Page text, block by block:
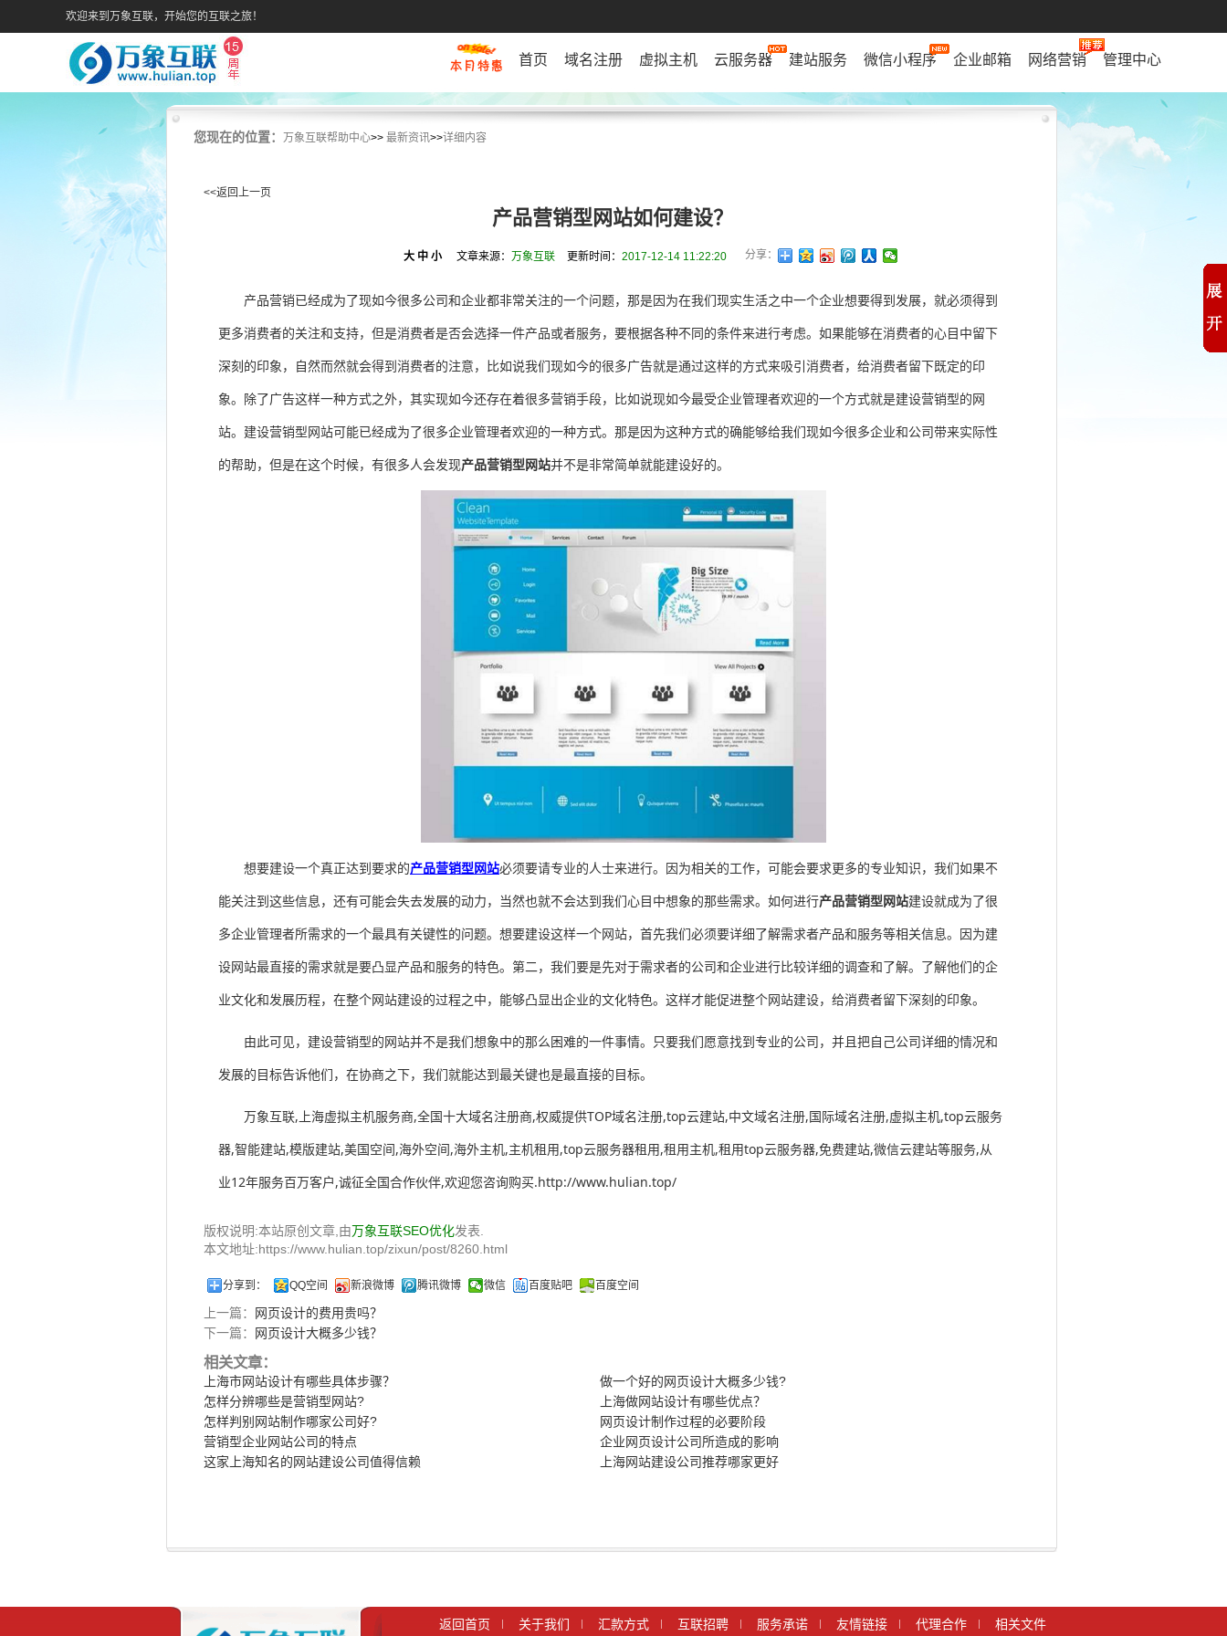
欢迎来到万象互联，开始您的互联之旅！
首页 域名注册 虚拟主机 云服务器 建站服务 微信小程序 企业邮箱 网络营销 管理中心
您现在的位置： 万象互联帮助中心>> 最新资讯>>详细内容
<<返回上一页
产品营销型网站如何建设？
大 中 小 文章来源： 万象互联 更新时间： 2017-12-14 11:22:20 分享：
产品营销已经成为了现如今很多公司和企业都非常关注的一个问题，那是因为在我们现实生活之中一个企业想要得到发展，就必须得到
更多消费者的关注和支持，但是消费者是否会选择一件产品或者服务，要根据各种不同的条件来进行考虑。如果能够在消费者的心目中留下
深刻的印象，自然而然就会得到消费者的注意，比如说我们现如今的很多广告就是通过这样的方式来吸引消费者，给消费者留下既定的印
象。除了广告这样一种方式之外，其实现如今还存在着很多营销手段，比如说现如今最受企业管理者欢迎的一个方式就是建设营销型的网
站。建设营销型网站可能已经成为了很多企业管理者欢迎的一种方式。那是因为这种方式的确能够给我们现如今很多企业和公司带来实际性
的帮助，但是在这个时候，有很多人会发现产品营销型网站并不是非常简单就能建设好的。
想要建设一个真正达到要求的产品营销型网站必须要请专业的人士来进行。因为相关的工作，可能会要求更多的专业知识，我们如果不
能关注到这些信息，还有可能会失去发展的动力，当然也就不会达到我们心目中想象的那些需求。如何进行产品营销型网站建设就成为了很
多企业管理者所需求的一个最具有关键性的问题。想要建设这样一个网站，首先我们必须要详细了解需求者产品和服务等相关信息。因为建
设网站最直接的需求就是要凸显产品和服务的特色。第二，我们要是先对于需求者的公司和企业进行比较详细的调查和了解。了解他们的企
业文化和发展历程，在整个网站建设的过程之中，能够凸显出企业的文化特色。这样才能促进整个网站建设，给消费者留下深刻的印象。
由此可见，建设营销型的网站并不是我们想象中的那么困难的一件事情。只要我们愿意找到专业的公司，并且把自己公司详细的情况和
发展的目标告诉他们，在协商之下，我们就能达到最关键也是最直接的目标。
万象互联,上海虚拟主机服务商,全国十大域名注册商,权威提供TOP域名注册,top云建站,中文域名注册,国际域名注册,虚拟主机,top云服务
器,智能建站,模版建站,美国空间,海外空间,海外主机,主机租用,top云服务器租用,租用主机,租用top云服务器,免费建站,微信云建站等服务,从
业12年服务百万客户,诚征全国合作伙伴,欢迎您咨询购买.http://www.hulian.top/
版权说明:本站原创文章,由万象互联SEO优化发表.
本文地址:https://www.hulian.top/zixun/post/8260.html
分享到： QQ空间 新浪微博 腾讯微博 微信 百度贴吧 百度空间
上一篇：
网页设计的费用贵吗？
下一篇：
网页设计大概多少钱？
相关文章：
上海市网站设计有哪些具体步骤？
做一个好的网页设计大概多少钱?
怎样分辨哪些是营销型网站?
上海做网站设计有哪些优点？
怎样判别网站制作哪家公司好?
网页设计制作过程的必要阶段
营销型企业网站公司的特点
企业网页设计公司所造成的影响
这家上海知名的网站建设公司值得信赖
上海网站建设公司推荐哪家更好
返回首页 关于我们 汇款方式 互联招聘 服务承诺 友情链接 代理合作 相关文件